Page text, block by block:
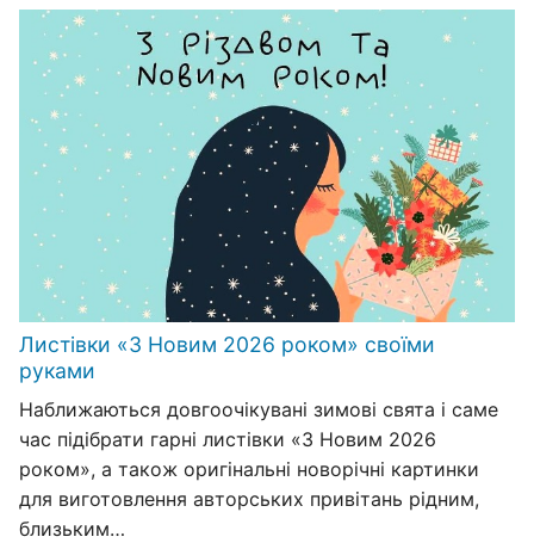
Листівки «З Новим 2026 роком» своїми
руками
Наближаються довгоочікувані зимові свята і саме
час підібрати гарні листівки «З Новим 2026
роком», а також оригінальні новорічні картинки
для виготовлення авторських привітань рідним,
близьким…